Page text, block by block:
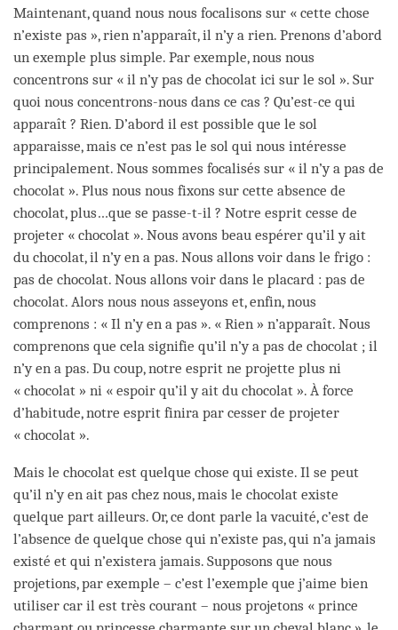
Maintenant, quand nous nous focalisons sur « cette chose
n’existe pas », rien n’apparaît, il n’y a rien. Prenons d’abord
un exemple plus simple. Par exemple, nous nous
concentrons sur « il n’y pas de chocolat ici sur le sol ». Sur
quoi nous concentrons-nous dans ce cas ? Qu’est-ce qui
apparaît ? Rien. D’abord il est possible que le sol
apparaisse, mais ce n’est pas le sol qui nous intéresse
principalement. Nous sommes focalisés sur « il n’y a pas de
chocolat ». Plus nous nous fixons sur cette absence de
chocolat, plus…que se passe-t-il ? Notre esprit cesse de
projeter « chocolat ». Nous avons beau espérer qu’il y ait
du chocolat, il n’y en a pas. Nous allons voir dans le frigo :
pas de chocolat. Nous allons voir dans le placard : pas de
chocolat. Alors nous nous asseyons et, enfin, nous
comprenons : « Il n’y en a pas ». « Rien » n’apparaît. Nous
comprenons que cela signifie qu’il n’y a pas de chocolat ; il
n’y en a pas. Du coup, notre esprit ne projette plus ni
« chocolat » ni « espoir qu’il y ait du chocolat ». À force
d’habitude, notre esprit finira par cesser de projeter
« chocolat ».
Mais le chocolat est quelque chose qui existe. Il se peut
qu’il n’y en ait pas chez nous, mais le chocolat existe
quelque part ailleurs. Or, ce dont parle la vacuité, c’est de
l’absence de quelque chose qui n’existe pas, qui n’a jamais
existé et qui n’existera jamais. Supposons que nous
projetions, par exemple – c’est l’exemple que j’aime bien
utiliser car il est très courant – nous projetons « prince